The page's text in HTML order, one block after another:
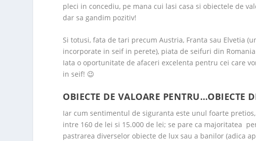
pleci in concediu, pe mana cui lasi casa si obiectele de
dar sa gandim pozitiv!
Si totusi, fata de tari precum Austria, Franta sau Elvetia
incorporate in seif in perete), piata de seifuri din
Iata o oportunitate de afaceri excelenta pentru cei care
in seif! 😉
OBIECTE DE VALOARE PENTRU…OBIECTE
Iar cum sentimentul de siguranta este unul foarte
intre 160 de lei si 15.000 de lei; se pare ca majoritatea
pastrarea diverselor obiecte de lux sau a banilor (adica